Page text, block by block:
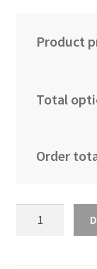
Product
Total
Order